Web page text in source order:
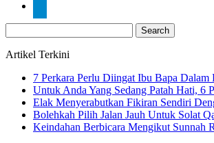
for:
Artikel Terkini
7 Perkara Perlu Diingat Ibu Bapa Dalam
Untuk Anda Yang Sedang Patah Hati, 6
Elak Menyerabutkan Fikiran Sendiri
Bolehkah Pilih Jalan Jauh Untuk Solat
Keindahan Berbicara Mengikut Sunnah